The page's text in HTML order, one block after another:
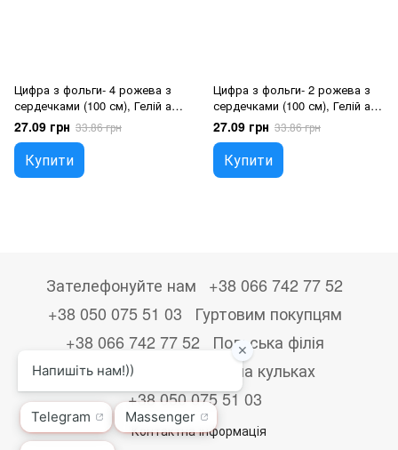
Цифра з фольги- 4 рожева з
сердечками (100 см), Гелій або
повітря
27.09 грн 33.86 грн
Купити
Цифра з фольги- 2 рожева з
сердечками (100 см), Гелій або
повітря
27.09 грн 33.86 грн
Купити
Зателефонуйте нам
+38 066 742 77 52
+38 050 075 51 03
Гуртовим покупцям
+38 066 742 77 52
Польська філія
+48533867723
Друк на кульках
+38 050 075 51 03
Контактна інформація